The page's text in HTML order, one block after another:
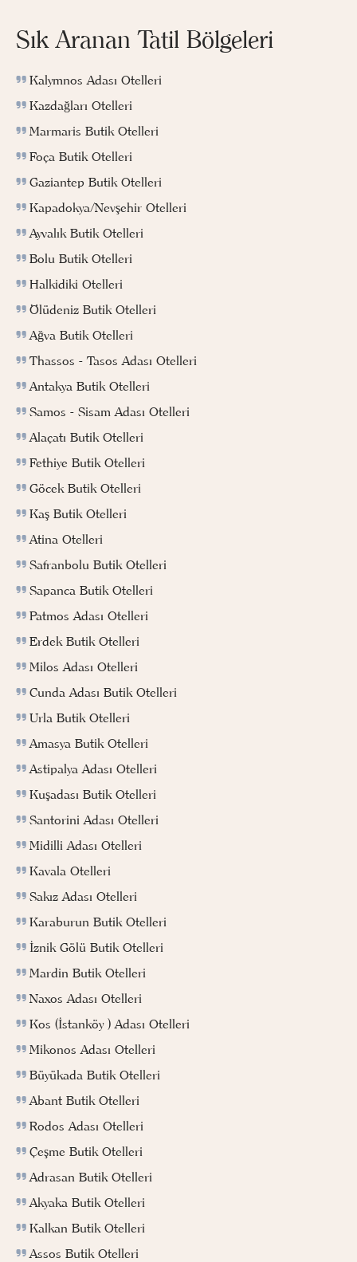
Sık Aranan Tatil Bölgeleri
Kalymnos Adası Otelleri
Kazdağları Otelleri
Marmaris Butik Otelleri
Foça Butik Otelleri
Gaziantep Butik Otelleri
Kapadokya/Nevşehir Otelleri
Ayvalık Butik Otelleri
Bolu Butik Otelleri
Halkidiki Otelleri
Ölüdeniz Butik Otelleri
Ağva Butik Otelleri
Thassos - Tasos Adası Otelleri
Antakya Butik Otelleri
Samos - Sisam Adası Otelleri
Alaçatı Butik Otelleri
Fethiye Butik Otelleri
Göcek Butik Otelleri
Kaş Butik Otelleri
Atina Otelleri
Safranbolu Butik Otelleri
Sapanca Butik Otelleri
Patmos Adası Otelleri
Erdek Butik Otelleri
Milos Adası Otelleri
Cunda Adası Butik Otelleri
Urla Butik Otelleri
Amasya Butik Otelleri
Astipalya Adası Otelleri
Kuşadası Butik Otelleri
Santorini Adası Otelleri
Midilli Adası Otelleri
Kavala Otelleri
Sakız Adası Otelleri
Karaburun Butik Otelleri
İznik Gölü Butik Otelleri
Mardin Butik Otelleri
Naxos Adası Otelleri
Kos (İstanköy ) Adası Otelleri
Mikonos Adası Otelleri
Büyükada Butik Otelleri
Abant Butik Otelleri
Rodos Adası Otelleri
Çeşme Butik Otelleri
Adrasan Butik Otelleri
Akyaka Butik Otelleri
Kalkan Butik Otelleri
Assos Butik Otelleri